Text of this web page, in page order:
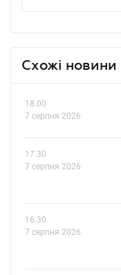
Схожі новини
18.00
7 серпня 2026
17.30
7 серпня 2026
16.30
7 серпня 2026